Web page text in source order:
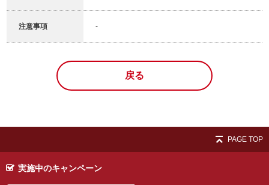
注意事項 -
戻る
PAGE TOP
実施中のキャンペーン